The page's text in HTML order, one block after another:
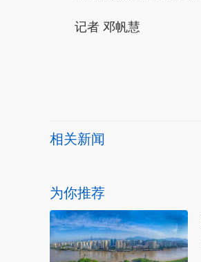
记者 邓帆慧
相关新闻
为你推荐